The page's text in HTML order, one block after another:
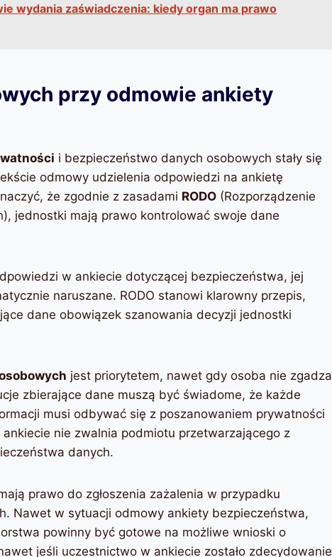
wydania zaświadczenia: kiedy organ ma prawo
przy odmowie ankiety
i bezpieczeństwo danych osobowych stały się
odmowy udzielenia odpowiedzi na ankietę
że zgodnie z zasadami RODO (Rozporządzenie
jednostki mają prawo kontrolować swoje dane
w ankiecie dotyczącej bezpieczeństwa, jej
naruszane. RODO stanowi klarowny przepis,
dane obowiązek szanowania decyzji jednostki
jest priorytetem, nawet gdy osoba nie zgadza
zbierające dane muszą być świadome, że każde
musi odbywać się z poszanowaniem prywatności
nie zwalnia podmiotu przetwarzającego z
danych.
prawo do zgłoszenia zażalenia w przypadku
Nawet w sytuacji odmowy ankiety bezpieczeństwa,
powinny być gotowe na możliwe wnioski o
jeśli uczestnictwo w ankiecie zostało zdecydowanie